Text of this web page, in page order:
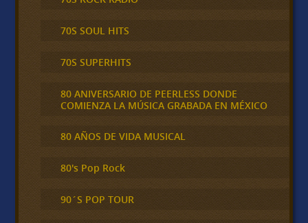
70S SOUL HITS
70S SUPERHITS
80 ANIVERSARIO DE PEERLESS DONDE
COMIENZA LA MÚSICA GRABADA EN MÉXICO
80 AÑOS DE VIDA MUSICAL
80's Pop Rock
90´S POP TOUR